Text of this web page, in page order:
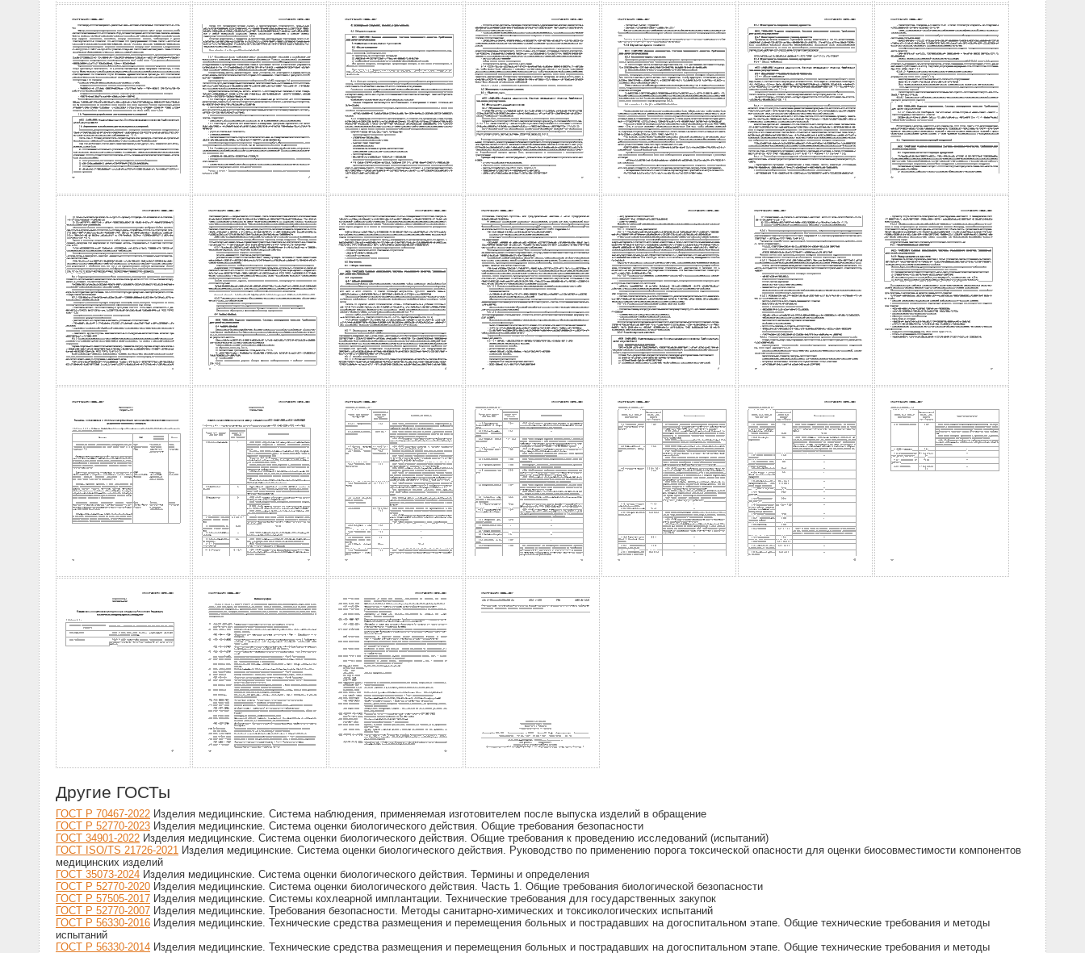
Другие ГОСТы
ГОСТ Р 70467-2022 Изделия медицинские. Система наблюдения, применяемая изготовителем после выпуска изделий в обращение
ГОСТ Р 52770-2023 Изделия медицинские. Система оценки биологического действия. Общие требования безопасности
ГОСТ 34901-2022 Изделия медицинские. Система оценки биологического действия. Общие требования к проведению исследований (испытаний)
ГОСТ ISO/TS 21726-2021 Изделия медицинские. Система оценки биологического действия. Руководство по применению порога токсической опасности для оценки биосовместимости компонентов
медицинских изделий
ГОСТ 35073-2024 Изделия медицинские. Система оценки биологического действия. Термины и определения
ГОСТ Р 52770-2020 Изделия медицинские. Система оценки биологического действия. Часть 1. Общие требования биологической безопасности
ГОСТ Р 57505-2017 Изделия медицинские. Системы кохлеарной имплантации. Технические требования для государственных закупок
ГОСТ Р 52770-2007 Изделия медицинские. Требования безопасности. Методы санитарно-химических и токсикологических испытаний
ГОСТ Р 56330-2016 Изделия медицинские. Технические средства размещения и перемещения больных и пострадавших на догоспитальном этапе. Общие технические требования и методы
испытаний
ГОСТ Р 56330-2014 Изделия медицинские. Технические средства размещения и перемещения больных и пострадавших на догоспитальном этапе. Общие технические требования и методы